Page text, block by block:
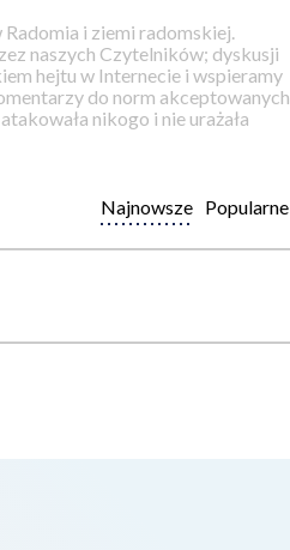
i ziemi radomskiej.
naszych Czytelników; dyskusji
hejtu w Internecie i wspieramy
do norm akceptowanych
nikogo i nie urażała
Popularne
Najnowsze